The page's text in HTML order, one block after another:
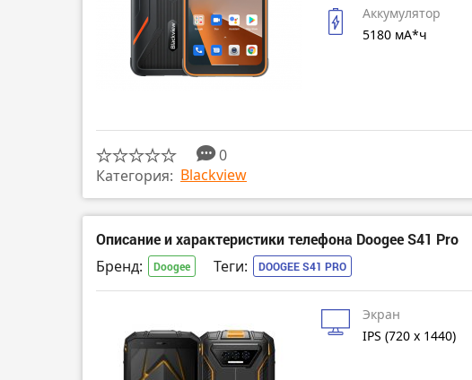
Аккумулятор
5180 мА*ч
0
Категория: Blackview
Описание и характеристики телефона Doogee S41 Pro
Бренд: Doogee Теги: DOOGEE S41 PRO
Экран
IPS (720 x 1440)